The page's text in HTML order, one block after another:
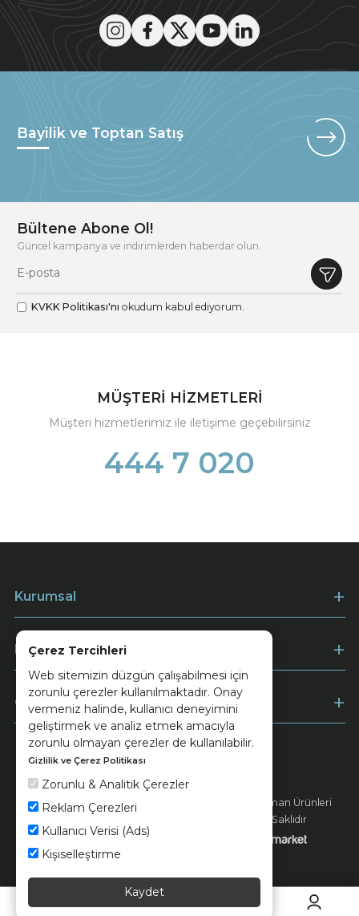
Çerez Tercihleri
Web sitemizin düzgün çalışabilmesi için
zorunlu çerezler kullanılmaktadır. Onay
vermeniz halinde, kullanıcı deneyimini
geliştirmek ve analiz etmek amacıyla
zorunlu olmayan çerezler de kullanılabilir.
Gizlilik ve Çerez Politikası
Zorunlu & Analitik Çerezler
Reklam Çerezleri
Kullanıcı Verisi (Ads)
Kişiselleştirme
Kaydet
Bayilik ve Toptan Satış
Bültene Abone Ol!
Güncel kampanya ve indirimlerden haberdar olun.
KVKK Politikası'nı okudum kabul ediyorum.
MÜŞTERİ HİZMETLERİ
Müşteri hizmetlerimiz ile iletişime geçebilirsiniz
444 7 020
Kurumsal
Müşteri Hizmetleri
Ödeme
© 2026 Ünsa Madencilik Turizm Enerji Seramik Orman Ürünleri
Elektrik Üretim San. ve Tic. A.Ş. - Tüm Hakları Saklıdır